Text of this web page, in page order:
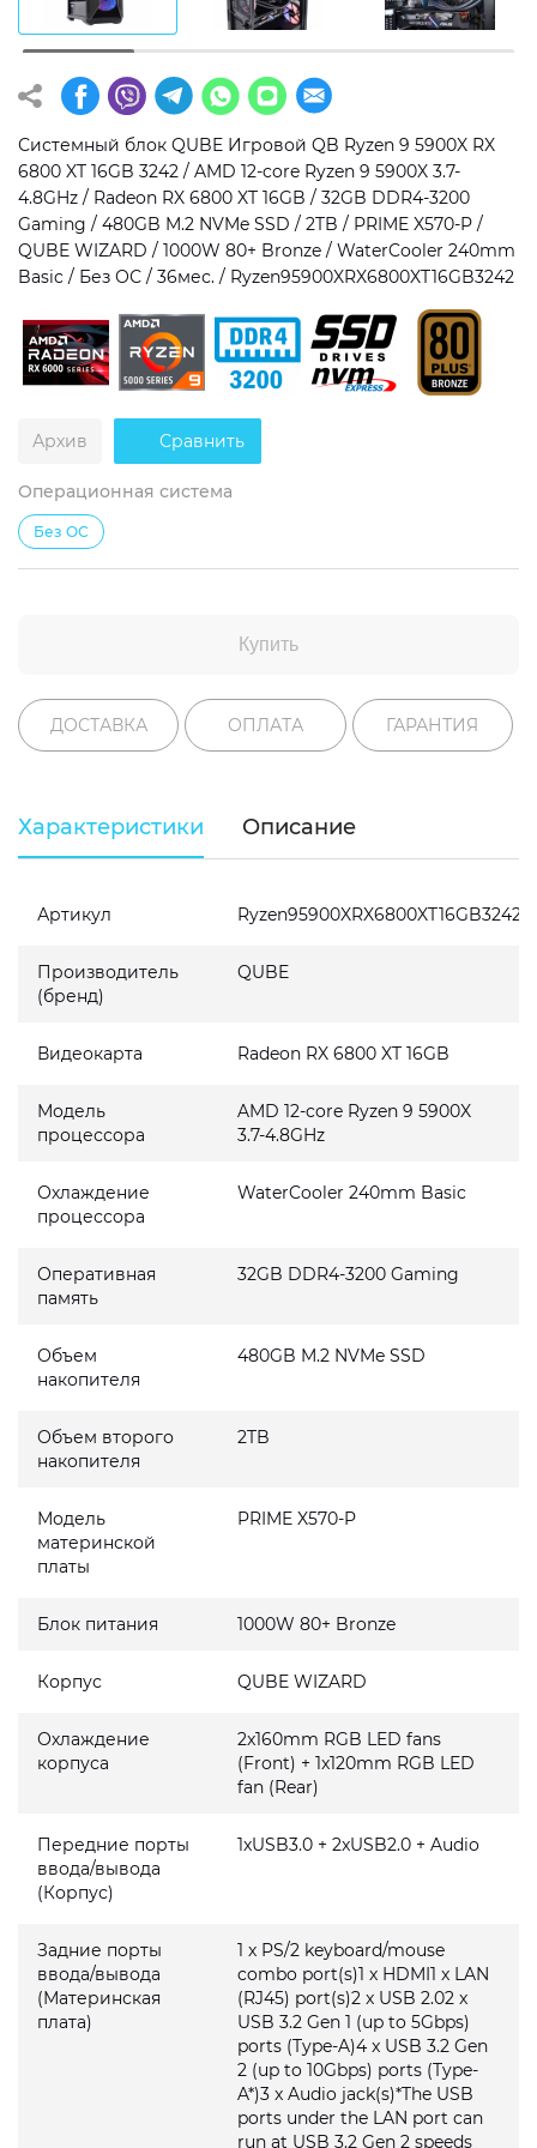
Операционная система
Windows 11 Home
Windows 11 Pro
Без ОС
Тип накопителя
SSD
HDD
SSD + HDD
Дополнительно
RGB-подсветка
Разблокированный множитель CPU
Сверхбыстрый M.2 SSD NVME
Системный блок QUBE Игровой QB Ryzen 9 5900X RX
6800 XT 16GB 3242 / AMD 12-core Ryzen 9 5900X 3.7-
4.8GHz / Radeon RX 6800 XT 16GB / 32GB DDR4-3200
Gaming / 480GB M.2 NVMe SSD / 2TB / PRIME X570-P /
QUBE WIZARD / 1000W 80+ Bronze / WaterCooler 240mm
Basic / Без ОС / 36мес. / Ryzen95900XRX6800XT16GB3242
Архив Сравнить
Операционная система
Без ОС
Купить
ДОСТАВКА ОПЛАТА ГАРАНТИЯ
Характеристики Описание
Артикул Ryzen95900XRX6800XT16GB3242
Производитель
(бренд)
QUBE
Видеокарта Radeon RX 6800 XT 16GB
Модель
процессора
AMD 12-core Ryzen 9 5900X
3.7-4.8GHz
Охлаждение
процессора
WaterCooler 240mm Basic
Оперативная
память
32GB DDR4-3200 Gaming
Объем
накопителя
480GB M.2 NVMe SSD
Объем второго
накопителя
2TB
Модель
материнской
платы
PRIME X570-P
Блок питания 1000W 80+ Bronze
Корпус QUBE WIZARD
Охлаждение
корпуса
2x160mm RGB LED fans
(Front) + 1x120mm RGB LED
fan (Rear)
Передние порты
ввода/вывода
(Корпус)
1xUSB3.0 + 2xUSB2.0 + Audio
Задние порты
ввода/вывода
(Материнская
плата)
1 x PS/2 keyboard/mouse
combo port(s)1 x HDMI1 x LAN
(RJ45) port(s)2 x USB 2.02 x
USB 3.2 Gen 1 (up to 5Gbps)
ports (Type-A)4 x USB 3.2 Gen
2 (up to 10Gbps) ports (Type-
A*)3 x Audio jack(s)*The USB
ports under the LAN port can
run at USB 3.2 Gen 2 speeds